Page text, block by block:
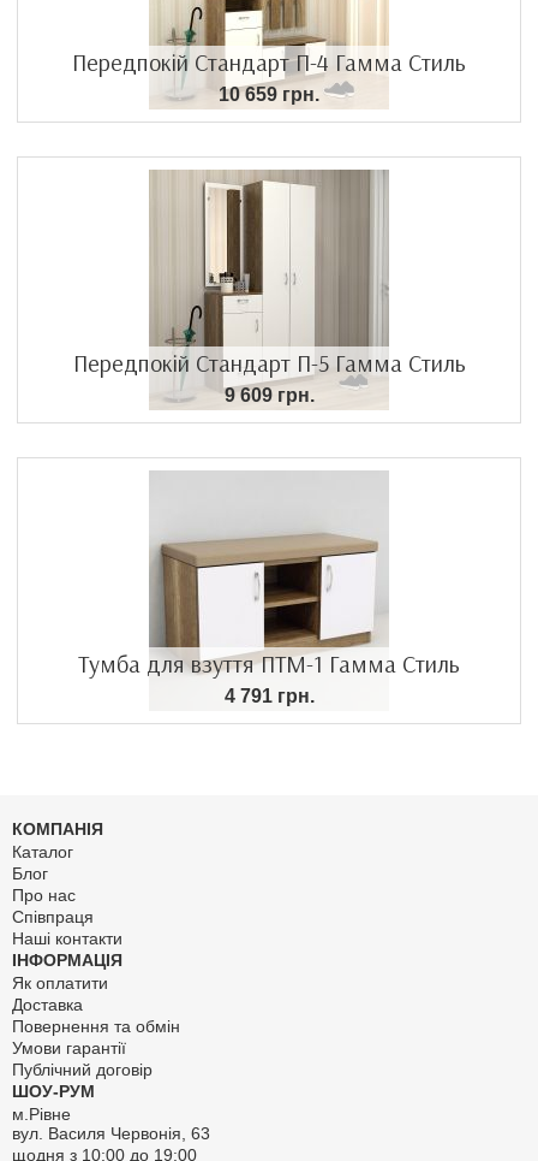
Передпокій Стандарт П-4 Гамма Стиль
10 659 грн.
Передпокій Стандарт П-5 Гамма Стиль
9 609 грн.
Тумба для взуття ПТМ-1 Гамма Стиль
4 791 грн.
КОМПАНІЯ
Каталог
Блог
Про нас
Співпраця
Наші контакти
ІНФОРМАЦІЯ
Як оплатити
Доставка
Повернення та обмін
Умови гарантії
Публічний договір
ШОУ-РУМ
м.Рівне
вул. Василя Червонія, 63
щодня з 10:00 до 19:00